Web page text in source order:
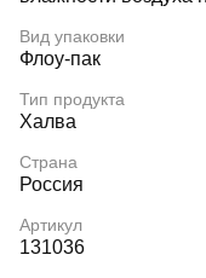
Вид упаковки
Флоу-пак
Тип продукта
Халва
Страна
Россия
Артикул
131036